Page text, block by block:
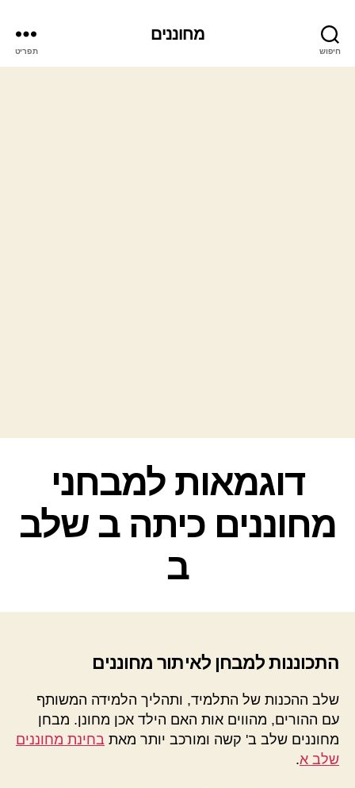
חיפוש
מחוננים
תפריט
קטגוריות
דוגמאות למבחני
מחוננים כיתה ב שלב
ב
התכוננות למבחן לאיתור מחוננים
שלב ההכנות של התלמיד, ותהליך הלמידה המשותף
עם ההורים, מהווים אות האם הילד אכן מחונן. מבחן
מחוננים שלב ב' קשה ומורכב יותר מאת בחינת מחוננים
שלב א.